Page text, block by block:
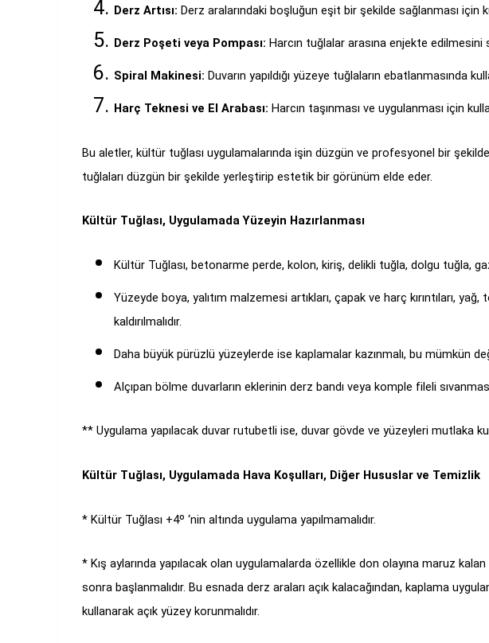
Derz Artısı: Derz aralarındaki boşluğun eşit bir şekilde sağlanması için
Derz Poşeti veya Pompası: Harcın tuğlalar arasına enjekte edilmesini
Spiral Makinesi: Duvarın yapıldığı yüzeye tuğlaların ebatlanmasında
Harç Teknesi ve El Arabası: Harcın taşınması ve uygulanması için
Bu aletler, kültür tuğlası uygulamalarında işin düzgün ve profesyonel bir
tuğlaları düzgün bir şekilde yerleştirip estetik bir görünüm elde eder.
Kültür Tuğlası, Uygulamada Yüzeyin Hazırlanması
Kültür Tuğlası, betonarme perde, kolon, kiriş, delikli tuğla, dolgu tuğla,
Yüzeyde boya, yalıtım malzemesi artıkları, çapak ve harç kırıntıları,
kaldırılmalıdır.
Daha büyük pürüzlü yüzeylerde ise kaplamalar kazınmalı, bu mümkün
Alçıpan bölme duvarların eklerinin derz bandı veya komple fileli
** Uygulama yapılacak duvar rutubetli ise, duvar gövde ve yüzeyleri mutlaka
Kültür Tuğlası, Uygulamada Hava Koşulları, Diğer Hususlar ve Temizlik
* Kültür Tuğlası +4º ‘nin altında uygulama yapılmamalıdır.
* Kış aylarında yapılacak olan uygulamalarda özellikle don olayına maruz
sonra başlanmalıdır. Bu esnada derz araları açık kalacağından, kaplama
kullanarak açık yüzey korunmalıdır.